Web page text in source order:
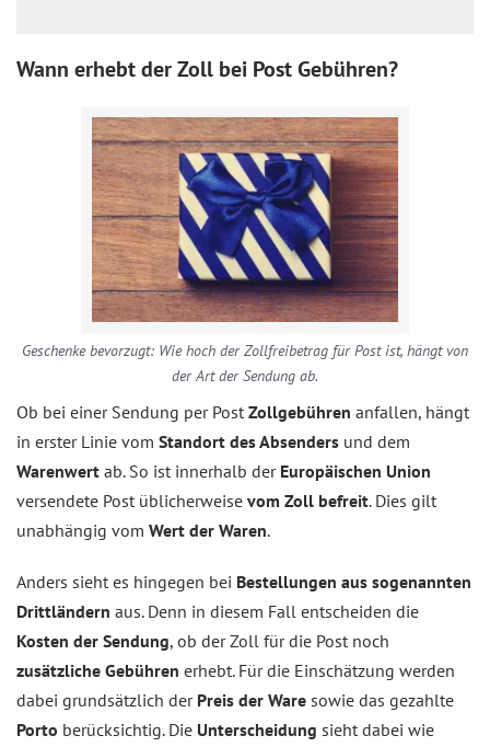
Wann erhebt der Zoll bei Post Gebühren?
Geschenke bevorzugt: Wie hoch der Zollfreibetrag für Post ist, hängt von
der Art der Sendung ab.
Ob bei einer Sendung per Post Zollgebühren anfallen, hängt
in erster Linie vom Standort des Absenders und dem
Warenwert ab. So ist innerhalb der Europäischen Union
versendete Post üblicherweise vom Zoll befreit. Dies gilt
unabhängig vom Wert der Waren.
Anders sieht es hingegen bei Bestellungen aus sogenannten
Drittländern aus. Denn in diesem Fall entscheiden die
Kosten der Sendung, ob der Zoll für die Post noch
zusätzliche Gebühren erhebt. Für die Einschätzung werden
dabei grundsätzlich der Preis der Ware sowie das gezahlte
Porto berücksichtig. Die Unterscheidung sieht dabei wie